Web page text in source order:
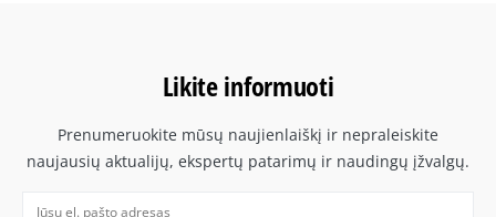
Likite informuoti
Prenumeruokite mūsų naujienlaiškį ir nepraleiskite
naujausių aktualijų, ekspertų patarimų ir naudingų įžvalgų.